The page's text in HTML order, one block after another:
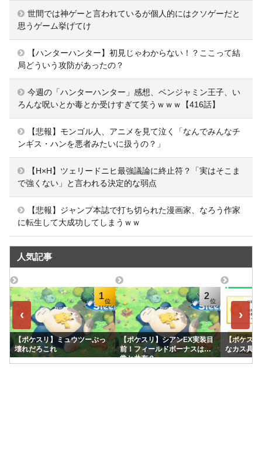
世間では神ゲーと言われているが個人的にはクソゲーだと
思うゲーム挙げてけ
【ハンターハンター】初見じゃわからない！？ここって結
局どういう攻防があったの？
今週の「ハンターハンター」感想、ベンジャミン王子、い
ろんな呪いとか毒とか受けすぎて笑うｗｗｗ【416話】
【悲報】モンゴル人、アニメを見て泣く「なんでみんなチ
ンギス・ハンを悪者みたいに扱うの？」
【H×H】ツェリードニヒ最強議論に終止符？「実はそこま
で強くない」と言われる決定的な弱点
【悲報】ジャンプ本誌で打ち切られた漫画家、なろう作家
に転生して大成功してしまうｗｗ
人気記事
‹
1
【ポケスリ】ミュウツーぶっ
壊れだろこれ
2
【ポケスリ】シアンEX実装目
前！フィールドボーナスは通
常と共有？
【ポケス
なカス具合
›